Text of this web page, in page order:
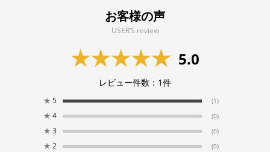
お客様の声
USER’S review
5.0
レビュー件数： 1件
★ 5 (1)
★ 4 (0)
★ 3 (0)
★ 2 (0)